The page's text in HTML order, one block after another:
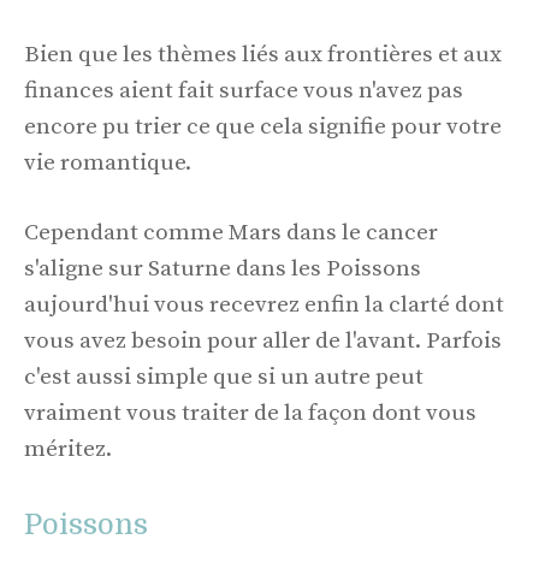
Bien que les thèmes liés aux frontières et aux
finances aient fait surface vous n'avez pas
encore pu trier ce que cela signifie pour votre
vie romantique.
Cependant comme Mars dans le cancer
s'aligne sur Saturne dans les Poissons
aujourd'hui vous recevrez enfin la clarté dont
vous avez besoin pour aller de l'avant. Parfois
c'est aussi simple que si un autre peut
vraiment vous traiter de la façon dont vous
méritez.
Poissons